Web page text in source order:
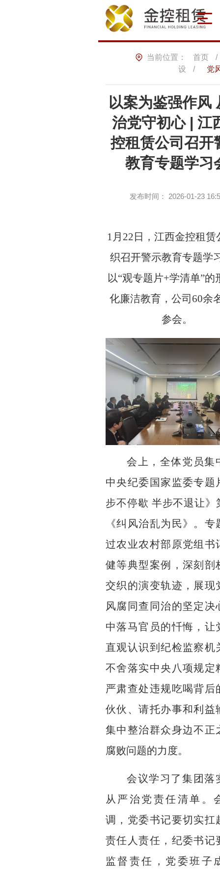
群团风采
当前位置： 首页
/
设
/ 党
以案为鉴强作风
治党守初心 | 江
控租赁公司召开
教育专题学习
发布时间： 2026-01-23
1月22日，江西金控租赁
织召开警示教育专题学
以“观专题片+学清单”的
化廉洁教育 ， 公司 60余
参会。
会上，全体党员集
中央纪委国家监委专题
步不停歇 半步不退让》
《纠风治乱为民》。专
过农业农村部原党组书
健等典型案例，深刻剖
交织的演变轨迹，展现
风腐同查同治的坚定决
中落马官员的忏悔，让
直观认识到纪检监察机
不舍落实中央八项规定
严肃查处违规吃喝背后
伙伙、请托办事和利益
集中整治群众身边不正
腐败问题的力度。
会议学习 了集团落
从严治党责任清单 。
调，党委书记要切实扛
责任人责任 ，纪委书记
监督责任， 党委班子